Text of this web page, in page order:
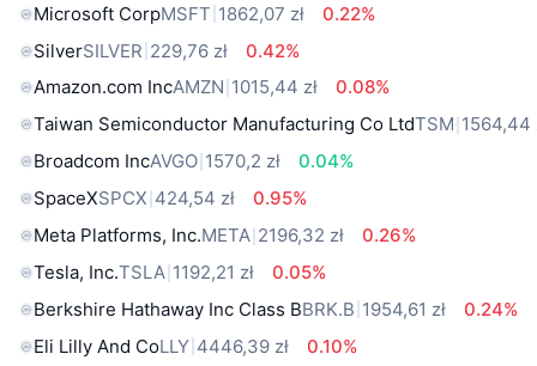
Microsoft CorpMSFT 1862,07 zł
0.22%
SilverSILVER 229,76 zł
0.42%
Amazon.com IncAMZN 1015,44 zł
0.08%
Taiwan Semiconductor Manufacturing Co LtdTSM 1564,44
Broadcom IncAVGO 1570,2 zł
0.04%
SpaceXSPCX 424,54 zł
0.95%
Meta Platforms, Inc.META 2196,32 zł
0.26%
Tesla, Inc.TSLA 1192,21 zł
0.05%
Berkshire Hathaway Inc Class BBRK.B 1954,61 zł
0.24%
Eli Lilly And CoLLY 4446,39 zł
0.10%